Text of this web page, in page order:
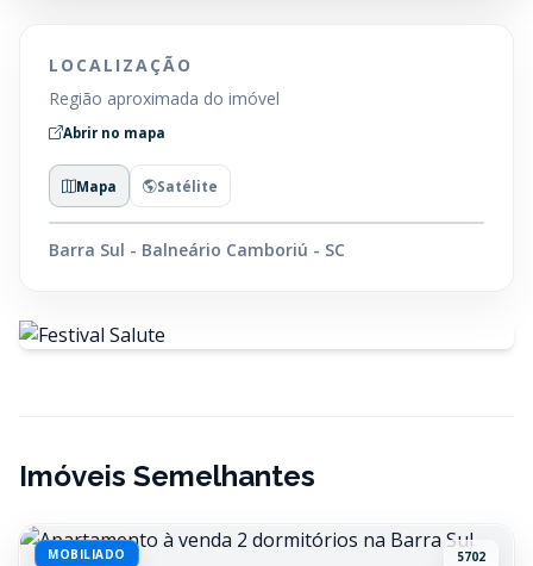
LOCALIZAÇÃO
Região aproximada do imóvel
Abrir no mapa
Mapa Satélite
Barra Sul - Balneário Camboriú - SC
Imóveis Semelhantes
MOBILIADO 5702